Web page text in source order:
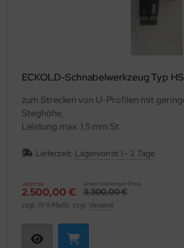
ECKOLD-Schnabelwerkzeug Typ
zum Strecken von U-Profilen mit
Steghöhe,
Leistung max. 1,5 mm St
Lieferzeit: Lagervorrat 1 - 2 Tage
Jetzt nur
2.500,00 €
Unser bisheriger Preis
3.300,00 €
zzgl. 19 % MwSt. zzgl. Versand